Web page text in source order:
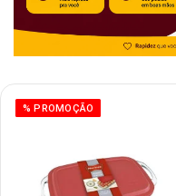
% PROMOÇÃO